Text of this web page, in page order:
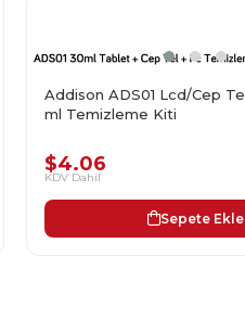
Addison ADS01 Lcd/Cep Tel/Tablet 30
ml Temizleme Kiti
$4.06
KDV Dahil
Sepete Ekle